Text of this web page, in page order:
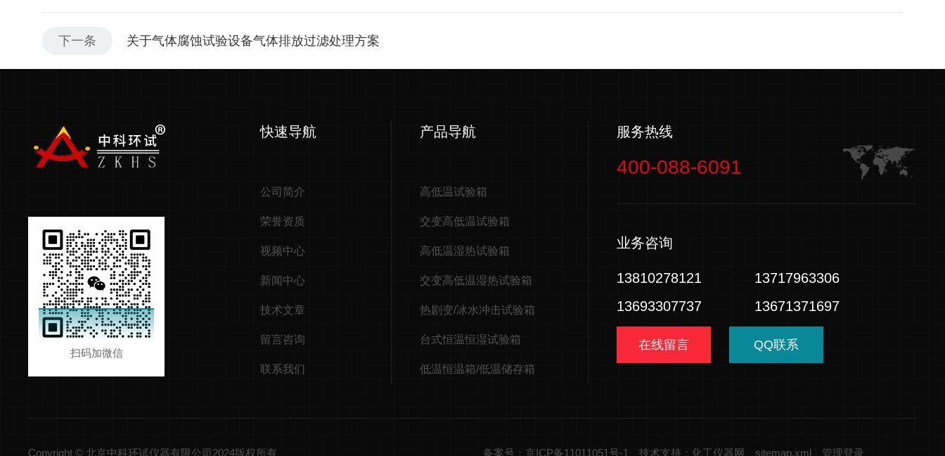
下一条 关于气体腐蚀试验设备气体排放过滤处理方案
扫码加微信
快速导航
公司简介
荣誉资质
视频中心
新闻中心
技术文章
留言咨询
联系我们
产品导航
高低温试验箱
交变高低温试验箱
高低温湿热试验箱
交变高低温湿热试验箱
热剧变/冰水冲击试验箱
台式恒温恒湿试验箱
低温恒温箱/低温储存箱
服务热线
400-088-6091
业务咨询
13810278121
13717963306
13693307737
13671371697
在线留言 QQ联系
Copyright © 北京中科环试仪器有限公司2024版权所有 备案号：京ICP备11011051号-1 技术支持：化工仪器网 sitemap.xml 管理登录